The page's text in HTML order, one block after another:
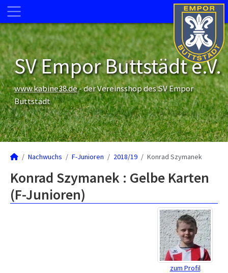
SV Empor Buttstädt e.V.
www.kabine38.de- der Vereinsshop des SV Empor
Buttstädt
Nachwuchs F-Junioren 2018/19 Konrad Szymanek
Konrad Szymanek : Gelbe Karten
(F-Junioren)
zum Profil